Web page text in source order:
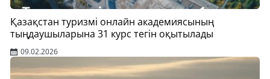
Қазақстан туризмі онлайн академиясының
тыңдаушыларына 31 курс тегін оқытылады
09.02.2026